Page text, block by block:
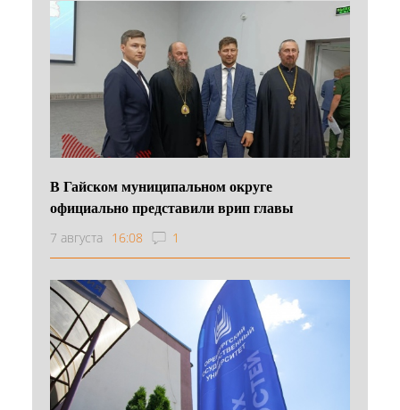
В Гайском муниципальном округе
официально представили врип главы
7 августа 16:08 1